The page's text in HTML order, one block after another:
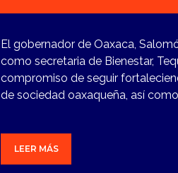
El gobernador de Oaxaca,
como secretaria de Bienestar,
compromiso de seguir
de sociedad oaxaqueña, así
LEER MÁS